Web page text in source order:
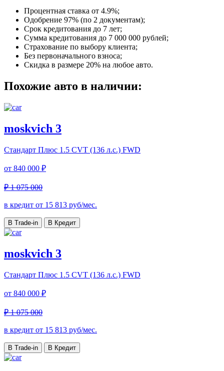
Процентная ставка от 4.9%;
Одобрение 97% (по 2 документам);
Срок кредитования до 7 лет;
Сумма кредитования до 7 000 000 рублей;
Страхование по выбору клиента;
Без первоначального взноса;
Скидка в размере 20% на любое авто.
Похожие авто в наличии:
moskvich 3
Стандарт Плюс 1.5 CVT (136 л.с.) FWD
от 840 000 ₽
₽ 1 075 000
в кредит от 15 813 руб/мес.
В Trade-in В Кредит
moskvich 3
Стандарт Плюс 1.5 CVT (136 л.с.) FWD
от 840 000 ₽
₽ 1 075 000
в кредит от 15 813 руб/мес.
В Trade-in В Кредит